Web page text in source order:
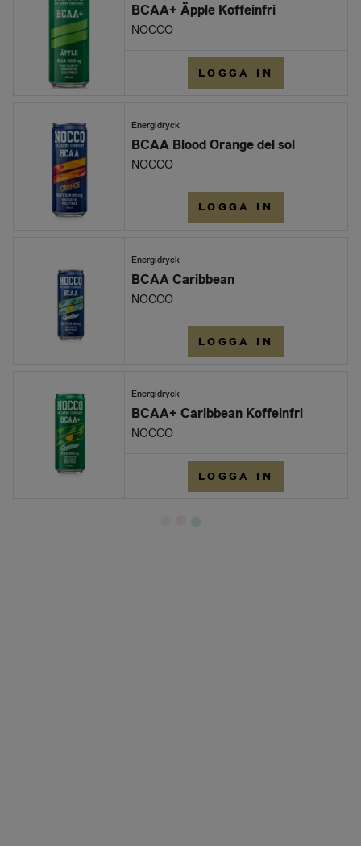
BCAA+ Äpple Koffeinfri
NOCCO
LOGGA IN
Energidryck
BCAA Blood Orange del sol
NOCCO
LOGGA IN
Energidryck
BCAA Caribbean
NOCCO
LOGGA IN
Energidryck
BCAA+ Caribbean Koffeinfri
NOCCO
LOGGA IN